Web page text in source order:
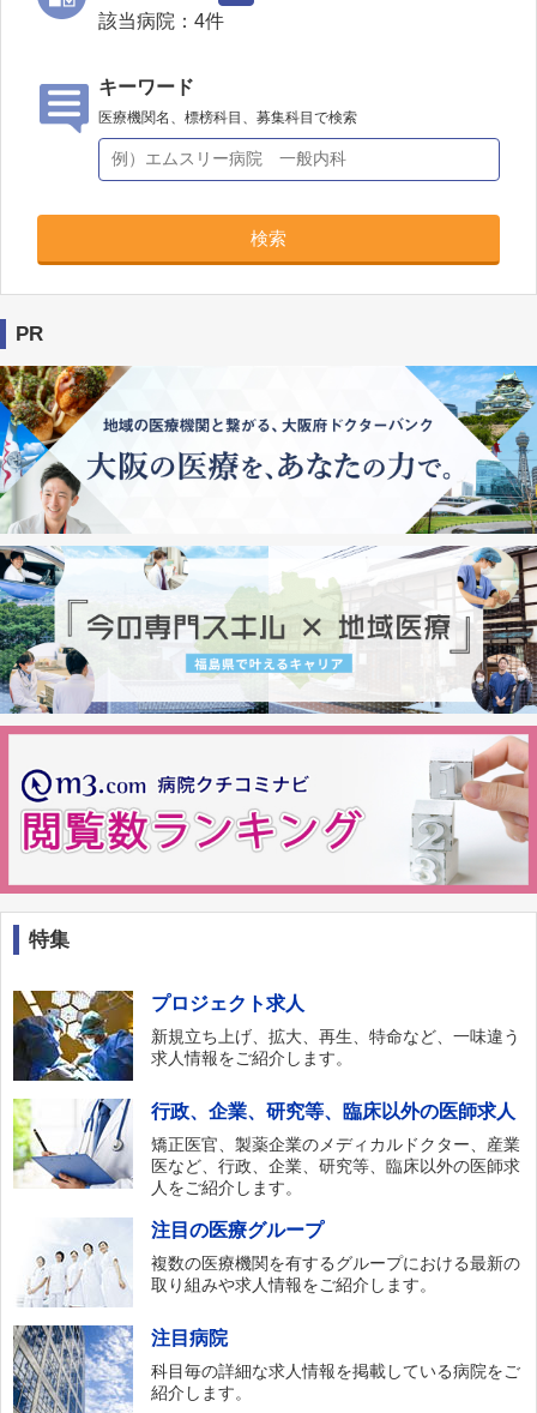
該当病院： 4件
キーワード
医療機関名、標榜科目、募集科目で検索
検索
PR
特集
プロジェクト求人
新規立ち上げ、拡大、再生、特命など、一味違う
求人情報をご紹介します。
行政、企業、研究等、臨床以外の医師求人
矯正医官、製薬企業のメディカルドクター、産業
医など、行政、企業、研究等、臨床以外の医師求
人をご紹介します。
注目の医療グループ
複数の医療機関を有するグループにおける最新の
取り組みや求人情報をご紹介します。
注目病院
科目毎の詳細な求人情報を掲載している病院をご
紹介します。